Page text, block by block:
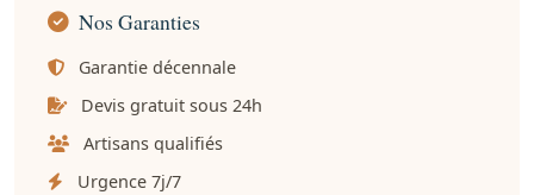
Nos Garanties
Garantie décennale
Devis gratuit sous 24h
Artisans qualifiés
Urgence 7j/7